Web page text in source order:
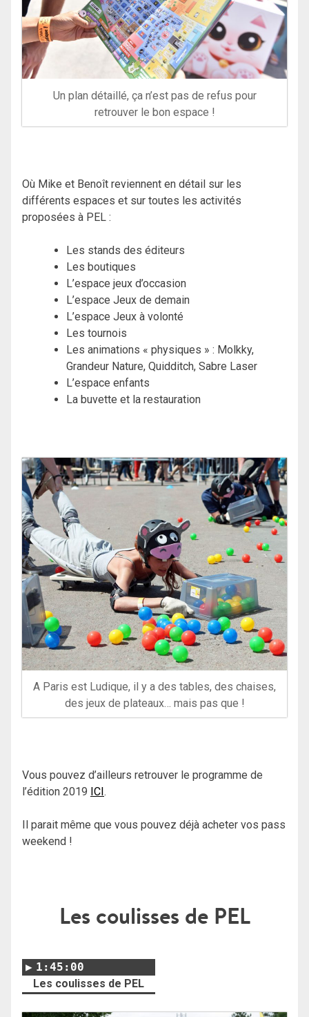
Un plan détaillé, ça n’est pas de refus pour
retrouver le bon espace !
Où Mike et Benoît reviennent en détail sur les
différents espaces et sur toutes les activités
proposées à PEL :
Les stands des éditeurs
Les boutiques
L’espace jeux d’occasion
L’espace Jeux de demain
L’espace Jeux à volonté
Les tournois
Les animations « physiques » : Molkky,
Grandeur Nature, Quidditch, Sabre Laser
L’espace enfants
La buvette et la restauration
A Paris est Ludique, il y a des tables, des chaises,
des jeux de plateaux… mais pas que !
Vous pouvez d’ailleurs retrouver le programme de
l’édition 2019 ICI .
Il parait même que vous pouvez déjà acheter vos pass
weekend !
Les coulisses de PEL
1:45:00
Les coulisses de PEL